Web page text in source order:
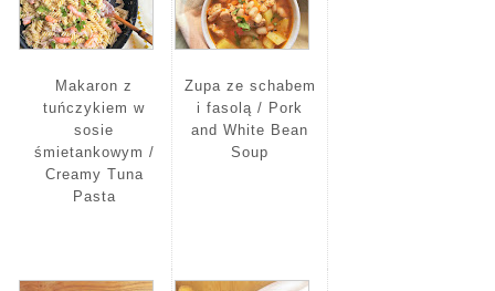
Makaron z
tuńczykiem w
sosie
śmietankowym /
Creamy Tuna
Pasta
Zupa ze schabem
i fasolą / Pork
and White Bean
Soup